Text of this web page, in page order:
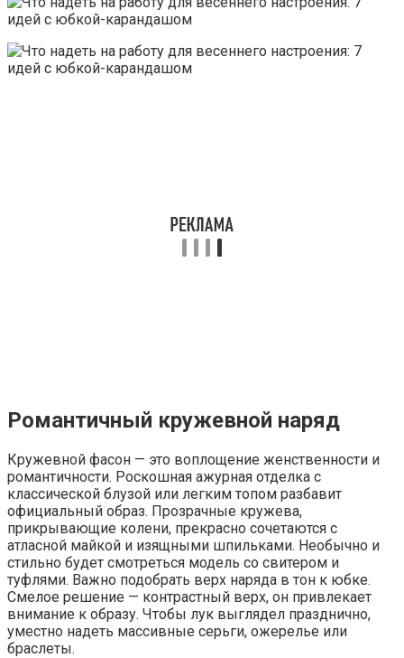
Романтичный кружевной наряд
Кружевной фасон — это воплощение женственности и
романтичности. Роскошная ажурная отделка с
классической блузой или легким топом разбавит
официальный образ. Прозрачные кружева,
прикрывающие колени, прекрасно сочетаются с
атласной майкой и изящными шпильками. Необычно и
стильно будет смотреться модель со свитером и
туфлями. Важно подобрать верх наряда в тон к юбке.
Смелое решение — контрастный верх, он привлекает
внимание к образу. Чтобы лук выглядел празднично,
уместно надеть массивные серьги, ожерелье или
браслеты.